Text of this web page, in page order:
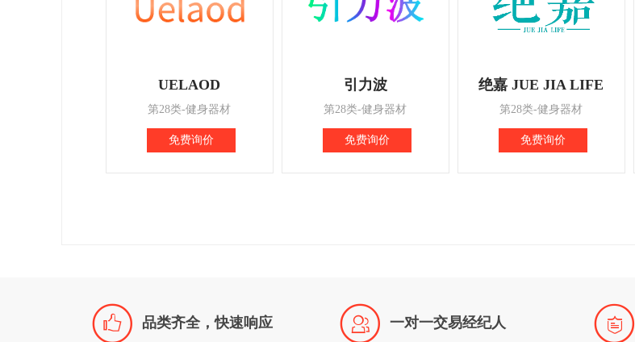
UELAOD
第28类-健身器材
免费询价
引力波
第28类-健身器材
免费询价
绝嘉 JUE JIA LIFE
第28类-健身器材
免费询价
 品类齐全，快速响应  一对一交易经纪人 